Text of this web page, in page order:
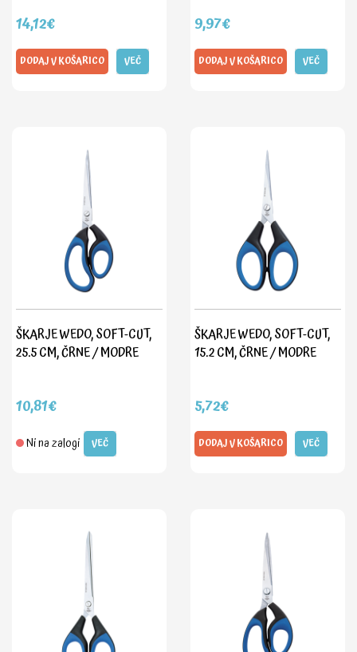
14,12€
DODAJ V KOŠARICO VEČ
9,97€
DODAJ V KOŠARICO VEČ
ŠKARJE WEDO, SOFT-CUT,
25.5 CM, ČRNE / MODRE
10,81€
Ni na zalogi VEČ
ŠKARJE WEDO, SOFT-CUT,
15.2 CM, ČRNE / MODRE
5,72€
DODAJ V KOŠARICO VEČ